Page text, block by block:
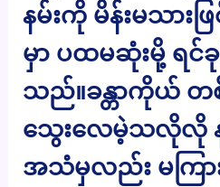
နမ်းကို မိန်းမသား
မှာ ပထမဆုံးမို့ ရင်
သည်။ခန္တာကိုယ် တ
သွေးလေမဲ့သလိုလို
အသံမှလည်း မကြား